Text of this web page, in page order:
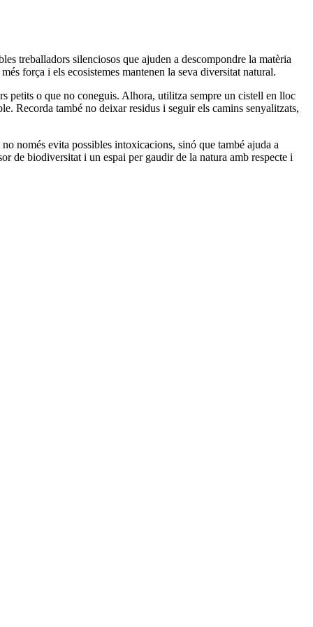
treballadors silenciosos que ajuden a descompondre la matèria
força i els ecosistemes mantenen la seva diversitat natural.
petits o que no coneguis. Alhora, utilitza sempre un cistell en lloc
Recorda també no deixar residus i seguir els camins senyalitzats,
només evita possibles intoxicacions, sinó que també ajuda a
de biodiversitat i un espai per gaudir de la natura amb respecte i